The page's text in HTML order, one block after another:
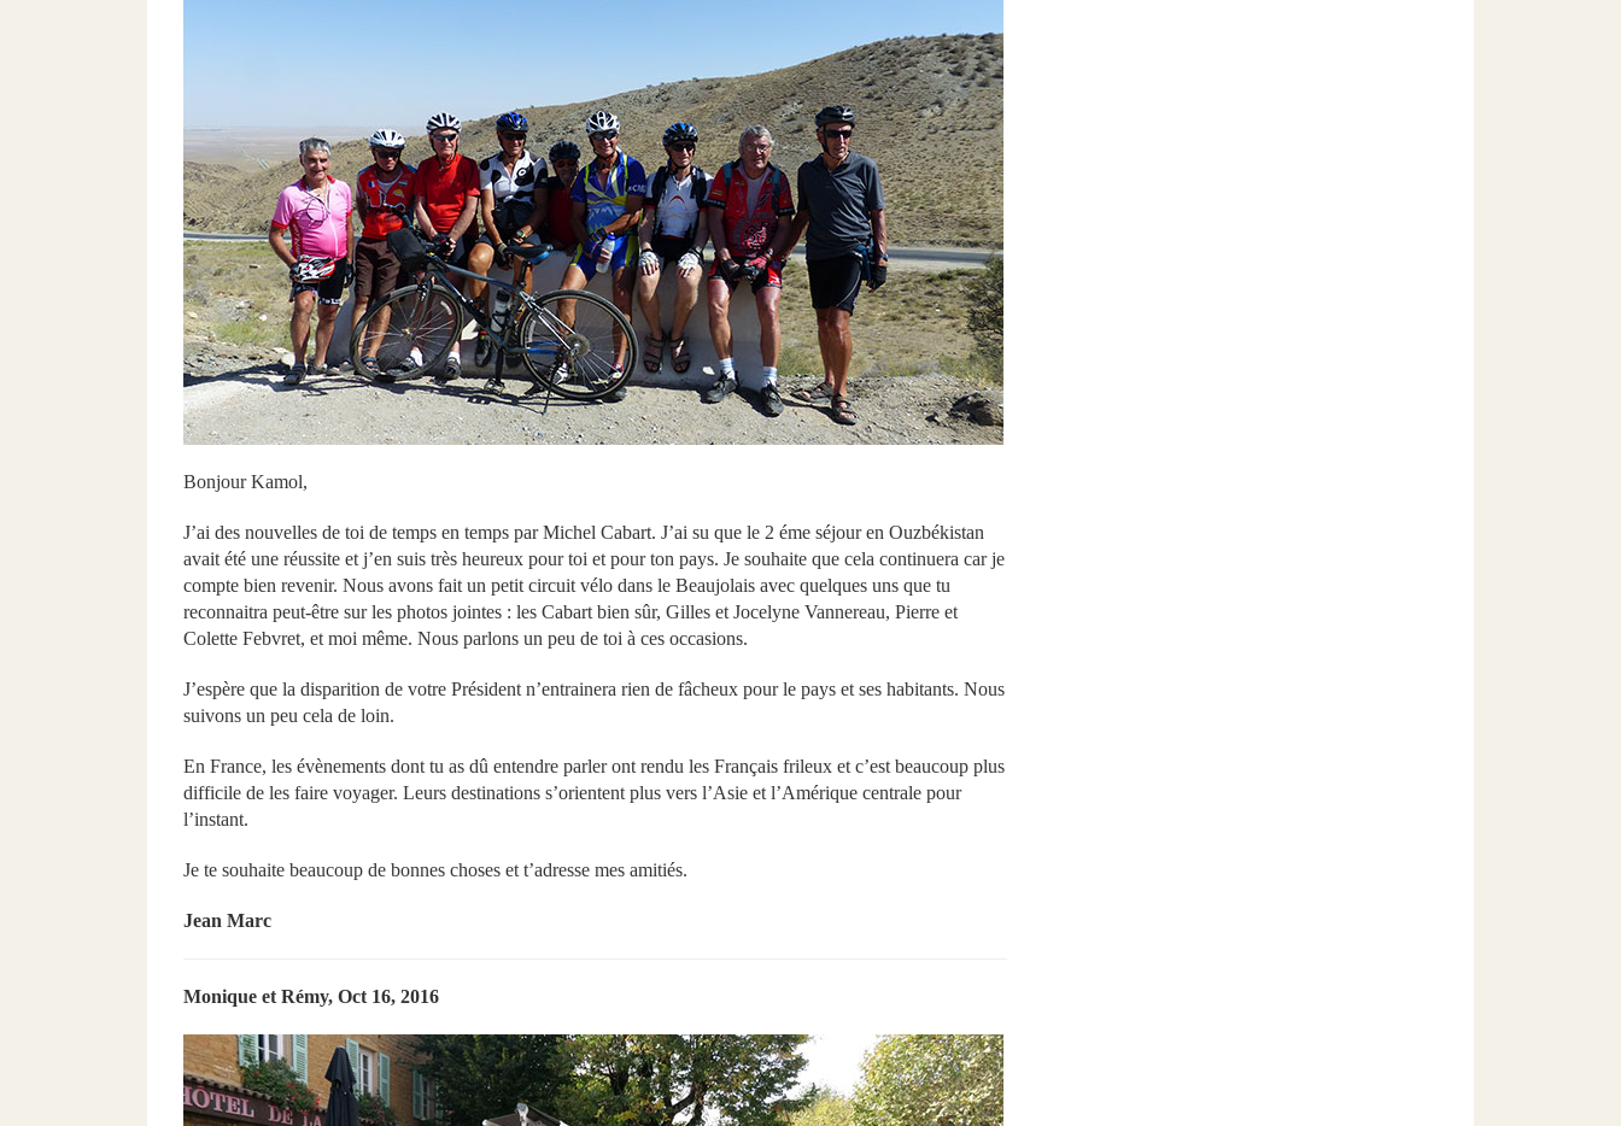
Bonjour Kamol,
J’ai des nouvelles de toi de temps en temps par Michel Cabart. J’ai su que le 2 éme séjour en Ouzbékistan
avait été une réussite et j’en suis très heureux pour toi et pour ton pays. Je souhaite que cela continuera car je
compte bien revenir. Nous avons fait un petit circuit vélo dans le Beaujolais avec quelques uns que tu
reconnaitra peut-être sur les photos jointes : les Cabart bien sûr, Gilles et Jocelyne Vannereau, Pierre et
Colette Febvret, et moi même. Nous parlons un peu de toi à ces occasions.
J’espère que la disparition de votre Président n’entrainera rien de fâcheux pour le pays et ses habitants. Nous
suivons un peu cela de loin.
En France, les évènements dont tu as dû entendre parler ont rendu les Français frileux et c’est beaucoup plus
difficile de les faire voyager. Leurs destinations s’orientent plus vers l’Asie et l’Amérique centrale pour
l’instant.
Je te souhaite beaucoup de bonnes choses et t’adresse mes amitiés.
Jean Marc
Monique et Rémy, Oct 16, 2016